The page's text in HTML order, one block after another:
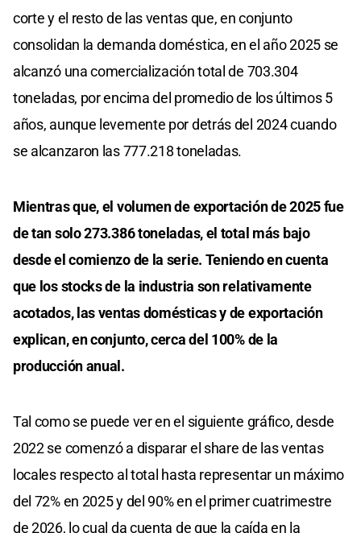
corte y el resto de las ventas que, en conjunto
consolidan la demanda doméstica, en el año 2025 se
alcanzó una comercialización total de 703.304
toneladas, por encima del promedio de los últimos 5
años, aunque levemente por detrás del 2024 cuando
se alcanzaron las 777.218 toneladas.
Mientras que, el volumen de exportación de 2025 fue
de tan solo 273.386 toneladas, el total más bajo
desde el comienzo de la serie. Teniendo en cuenta
que los stocks de la industria son relativamente
acotados, las ventas domésticas y de exportación
explican, en conjunto, cerca del 100% de la
producción anual.
Tal como se puede ver en el siguiente gráfico, desde
2022 se comenzó a disparar el share de las ventas
locales respecto al total hasta representar un máximo
del 72% en 2025 y del 90% en el primer cuatrimestre
de 2026, lo cual da cuenta de que la caída en la